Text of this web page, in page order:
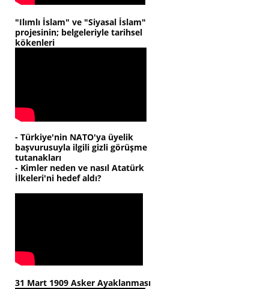
"Ilımlı İslam" ve "Siyasal İslam"
projesinin; belgeleriyle tarihsel
kökenleri
- Türkiye'nin NATO'ya üyelik
başvurusuyla ilgili gizli görüşme
tutanakları
- Kimler neden ve nasıl Atatürk
İlkeleri'ni hedef aldı?
31 Mart 1909 Asker Ayaklanması